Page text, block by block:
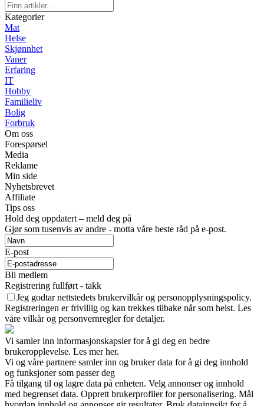
Kategorier
Mat
Helse
Skjønnhet
Vaner
Erfaring
IT
Hobby
Familieliv
Bolig
Forbruk
Om oss
Forespørsel
Media
Reklame
Min side
Nyhetsbrevet
Affiliate
Tips oss
Hold deg oppdatert – meld deg på
Gjør som tusenvis av andre - motta våre beste råd på e-post.
E-post
Bli medlem
Registrering fullført - takk
Jeg godtar nettstedets brukervilkår og personopplysningspolicy.
Registreringen er frivillig og kan trekkes tilbake når som helst. Les
våre vilkår og personvernregler for detaljer.
Vi samler inn informasjonskapsler for å gi deg en bedre
brukeropplevelse. Les mer her.
Vi og våre partnere samler inn og bruker data for å gi deg innhold
og funksjoner som passer deg
Få tilgang til og lagre data på enheten. Velg annonser og innhold
med begrenset data. Opprett brukerprofiler for personalisering. Mål